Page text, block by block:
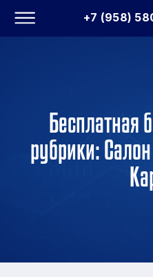
+7 (958)
Бесплатная
рубрики: